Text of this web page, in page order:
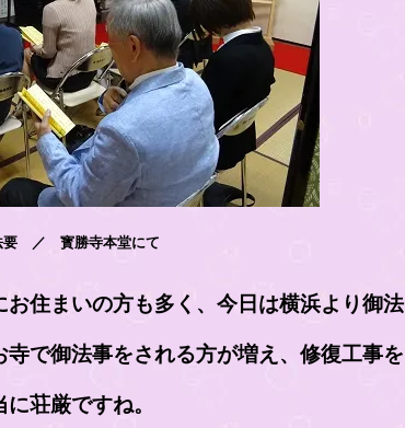
要 ／ 寳勝寺本堂にて
住まいの方も多く、今日は横浜より御法
で御法事をされる方が増え、修復工事を
荘厳ですね。